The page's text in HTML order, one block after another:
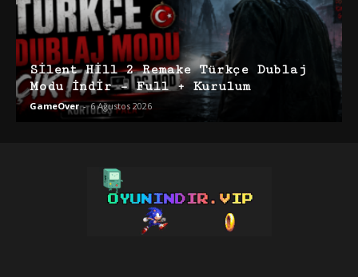
Silent Hill 2 Remake Türkçe Dublaj
Modu İndir – Full + Kurulum
GameOver - 6 Ağustos 2026